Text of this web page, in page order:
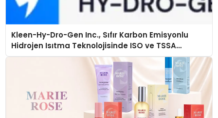
Kleen-Hy-Dro-Gen Inc., Sıfır Karbon Emisyonlu
Hidrojen Isıtma Teknolojisinde ISO ve TSSA
Düzenleyici Onaylarını Aldı